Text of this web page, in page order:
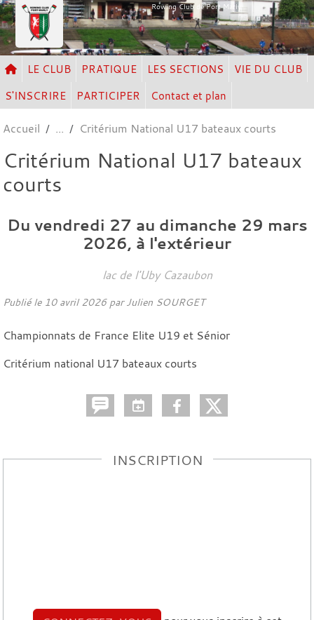
Rowing Club de Port Marly
LE CLUB PRATIQUE LES SECTIONS
VIE DU CLUB
S'INSCRIRE
PARTICIPER Contact et plan
Accueil Critérium National U17 bateaux courts
Critérium National U17 bateaux
courts
Du vendredi 27 au dimanche 29 mars
2026, à l'extérieur
lac de l'Uby Cazaubon
Publié le 10 avril 2026par Julien SOURGET
Championnats de France Elite U19 et Sénior
Critérium national U17 bateaux courts
INSCRIPTION
Panneau de gestion des cookies